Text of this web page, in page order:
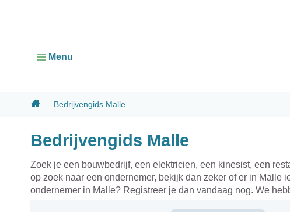
Menu
SluitenHomeBedrijvengids Malle
Bedrijvengids Malle
Zoek je een bouwbedrijf, een elektricien, een kinesist, een
op zoek naar een ondernemer, bekijk dan zeker of er in
ondernemer in Malle? Registreer je dan vandaag nog. We